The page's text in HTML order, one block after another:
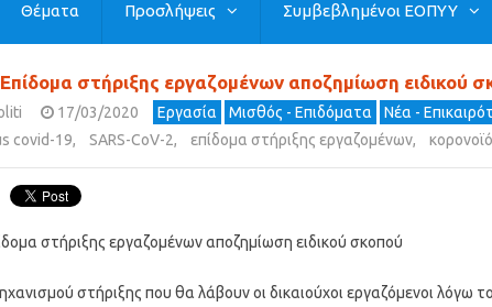
Θέματα Προσλήψεις Συμβεβλημένοι ΕΟΠΥΥ
στήριξης εργαζομένων αποζημίωση ειδικού
17/03/2020 Εργασία Μισθός - Επιδόματα Νέα -
covid-19, SARS-CoV-2, επίδομα στήριξης εργαζομένων,
στήριξης εργαζομένων αποζημίωση ειδικού σκοπού
στήριξης που θα λάβουν οι δικαιούχοι εργαζόμενοι λόγω